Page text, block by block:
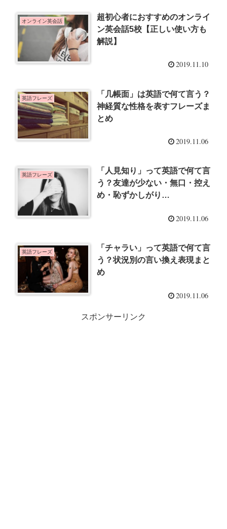
オンライン英会話
超初心者におすすめのオンライ
ン英会話5校【正しい使い方も
解説】
2019.11.10
英語フレーズ
「几帳面」は英語で何て言う？
神経質な性格を表すフレーズま
とめ
2019.11.06
英語フレーズ
「人見知り」って英語で何て言
う？友達が少ない・無口・控え
め・恥ずかしがり…
2019.11.06
英語フレーズ
「チャラい」って英語で何て言
う？状況別の言い換え表現まと
め
2019.11.06
スポンサーリンク